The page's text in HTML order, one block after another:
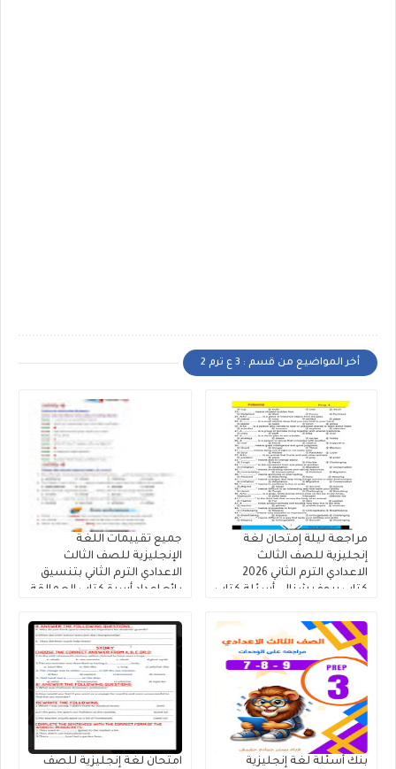
أخر المواضيع من قسم : 3 ع ترم 2
مراجعة ليلة إمتحان لغة
إنجليزية للصف الثالث
الاعدادي الترم الثاني 2026
كتاب بروفيشنال، أسئلة كتاب
التقييمات واهم الموضوعات
جميع تقييمات اللغة
الإنجليزية للصف الثالث
الاعدادي الترم الثاني بتنسيق
رائع إعداد أسرة كتاب العمالقة
بنك أسئلة لغة إنجليزية
امتحان لغة إنجليزية للصف